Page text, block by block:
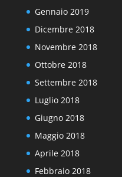
Gennaio 2019
Dicembre 2018
Novembre 2018
Ottobre 2018
Settembre 2018
Luglio 2018
Giugno 2018
Maggio 2018
Aprile 2018
Febbraio 2018